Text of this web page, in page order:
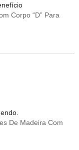
Corpo “D” Para
De Madeira Com